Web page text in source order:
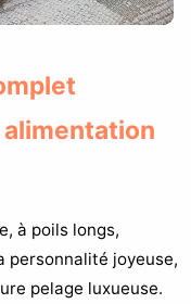
à poils longs,
personnalité joyeuse,
pelage luxueuse.